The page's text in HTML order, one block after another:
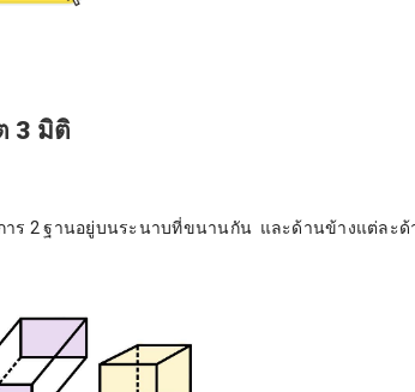
3 มิติ
าร 2 ฐานอยู่บนระนาบที่ขนานกัน และด้านข้างแต่ละด้